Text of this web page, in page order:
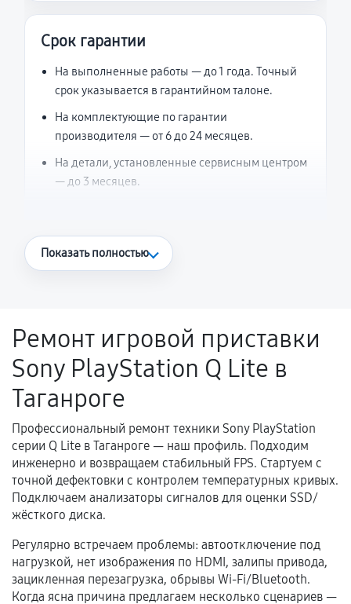
Срок гарантии
На выполненные работы — до 1 года. Точный
срок указывается в гарантийном талоне.
На комплектующие по гарантии
производителя — от 6 до 24 месяцев.
На детали, установленные сервисным центром
— до 3 месяцев.
Что считается гарантийным случаем
Поломка установленной детали при
нормальной эксплуатации в течение
гарантийного срока.
Несоответствие комплектующей заявленным
техническим характеристикам.
Документы для подтверждения
гарантии
Гарантийный талон.
Акт выполненных работ с датой, перечнем
услуг и сроком гарантии.
Показать полностью
Ремонт игровой приставки
Sony PlayStation Q Lite в
Таганроге
Профессиональный ремонт техники Sony PlayStation
серии Q Lite в Таганроге — наш профиль. Подходим
инженерно и возвращаем стабильный FPS. Стартуем с
точной дефектовки с контролем температурных кривых.
Подключаем анализаторы сигналов для оценки SSD/
жёсткого диска.
Регулярно встречаем проблемы: автоотключение под
нагрузкой, нет изображения по HDMI, залипы привода,
зацикленная перезагрузка, обрывы Wi-Fi/Bluetooth.
Когда ясна причина предлагаем несколько сценариев —